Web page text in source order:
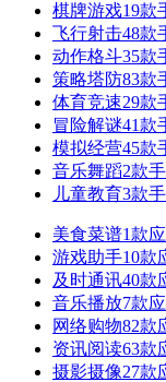
棋牌游戏19款
飞行射击48款
动作格斗35款
策略塔防83款
体育竞速29款
冒险解谜41款
模拟经营45款
音乐舞蹈2款
儿童教育3款
美食菜谱1款
游戏助手10款
及时通讯40款
音乐播放7款
网络购物82款
资讯阅读63款
摄影摄像27款